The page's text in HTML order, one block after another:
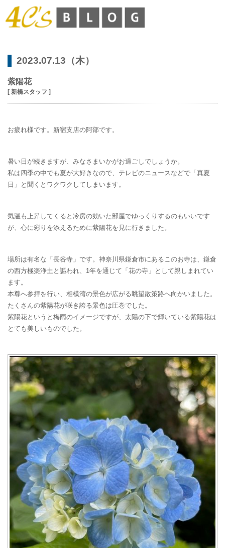
2023.07.13（木）
紫陽花
[ 新橋スタッフ ]
お疲れ様です。新宿支店の阿部です。
暑い日が続きますが、みなさまいかがお過ごしでしょうか。
私は四季の中でも夏が大好きなので、テレビのニュースなどで「真夏
日」と聞くとワクワクしてしまいます。
気温も上昇してくると冷房の効いた部屋でゆっくりするのもいいです
が、心に彩りを添えるために紫陽花を見に行きました。
場所は有名な「長谷寺」です。神奈川県鎌倉市にあるこのお寺は、鎌倉
の西方極楽浄土と謳われ、1年を通じて「花の寺」として親しまれてい
ます。
本尊へ参拝を行い、相模湾の景色が広がる眺望散策路へ向かいました。
たくさんの紫陽花が咲き誇る景色は圧巻でした。
紫陽花というと梅雨のイメージですが、太陽の下で輝いている紫陽花は
とても美しいものでした。